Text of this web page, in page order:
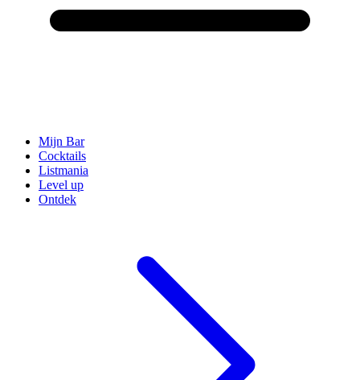
Mijn Bar
Cocktails
Listmania
Level up
Ontdek